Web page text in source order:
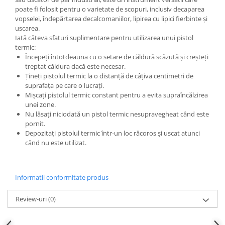
poate fi folosit pentru o varietate de scopuri, inclusiv decaparea
vopselei, îndepărtarea decalcomaniilor, lipirea cu lipici fierbinte și
uscarea.
Iată câteva sfaturi suplimentare pentru utilizarea unui pistol
termic:
Începeți întotdeauna cu o setare de căldură scăzută și creșteți
treptat căldura dacă este necesar.
Țineți pistolul termic la o distanță de câțiva centimetri de
suprafața pe care o lucrați.
Mișcați pistolul termic constant pentru a evita supraîncălzirea
unei zone.
Nu lăsați niciodată un pistol termic nesupravegheat când este
pornit.
Depozitați pistolul termic într-un loc răcoros și uscat atunci
când nu este utilizat.
Informatii conformitate produs
Review-uri(0)